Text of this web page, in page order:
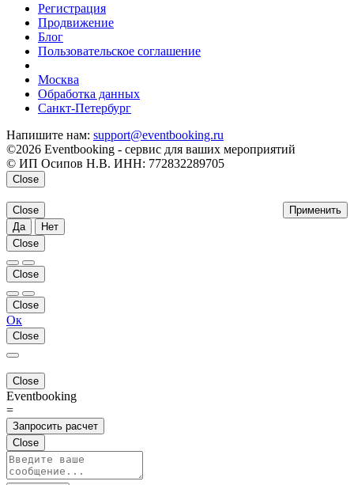
Регистрация
Продвижение
Блог
Пользовательское соглашение
Москва
Обработка данных
Санкт-Петербург
Напишите нам: support@eventbooking.ru
©2026 Eventbooking - сервис для ваших мероприятий
© ИП Осипов Н.В. ИНН: 772832289705
Close
Применить
Close
Да
Нет
Close
Close
Close
Ок
Close
Close
Eventbooking
=
Запросить расчет
Close